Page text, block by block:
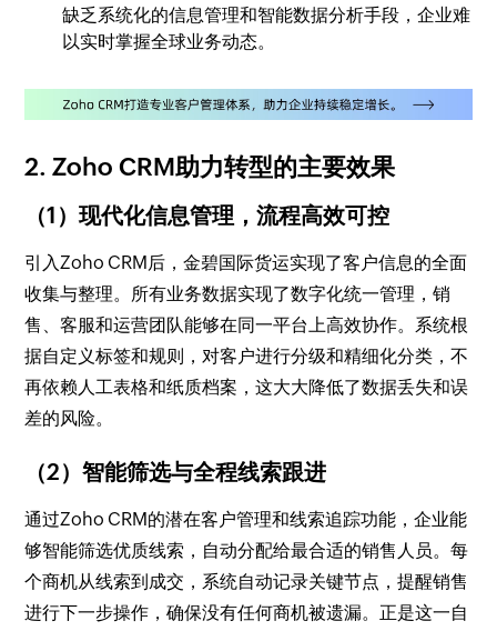
缺乏系统化的信息管理和智能数据分析手段，企业难
以实时掌握全球业务动态。
2. Zoho CRM助力转型的主要效果
（1）现代化信息管理，流程高效可控
引入Zoho CRM后，金碧国际货运实现了客户信息的全面
收集与整理。所有业务数据实现了数字化统一管理，销
售、客服和运营团队能够在同一平台上高效协作。系统根
据自定义标签和规则，对客户进行分级和精细化分类，不
再依赖人工表格和纸质档案，这大大降低了数据丢失和误
差的风险。
（2）智能筛选与全程线索跟进
通过Zoho CRM的潜在客户管理和线索追踪功能，企业能
够智能筛选优质线索，自动分配给最合适的销售人员。每
个商机从线索到成交，系统自动记录关键节点，提醒销售
进行下一步操作，确保没有任何商机被遗漏。正是这一自